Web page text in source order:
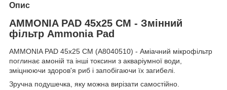
Опис
AMMONIA PAD 45x25 CM - Змінний
фільтр Ammonia Pad
AMMONIA PAD 45x25 CM (A8040510) - Аміачний мікрофільтр
поглинає амоній та інші токсини з акваріумної води,
зміцнюючи здоров'я риб і запобігаючи їх загибелі.
Зручна подушечка, яку можна вирізати самостійно.